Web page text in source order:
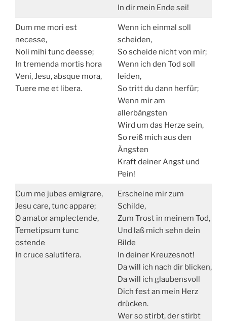
In dir mein Ende sei!
Dum me mori est
necesse,
Noli mihi tunc deesse;
In tremenda mortis hora
Veni, Jesu, absque mora,
Tuere me et libera.
Wenn ich einmal soll
scheiden,
So scheide nicht von mir;
Wenn ich den Tod soll
leiden,
So tritt du dann herfür;
Wenn mir am
allerbängsten
Wird um das Herze sein,
So reiß mich aus den
Ängsten
Kraft deiner Angst und
Pein!
Cum me jubes emigrare,
Jesu care, tunc appare;
O amator amplectende,
Temetipsum tunc
ostende
In cruce salutifera.
Erscheine mir zum
Schilde,
Zum Trost in meinem Tod,
Und laß mich sehn dein
Bilde
In deiner Kreuzesnot!
Da will ich nach dir blicken,
Da will ich glaubensvoll
Dich fest an mein Herz
drücken.
Wer so stirbt, der stirbt